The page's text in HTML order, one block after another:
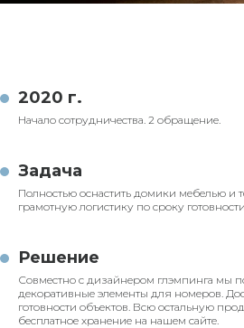
2020 г.
Начало сотрудничества. 2 обращение.
Задача
Полностью оснастить домики мебелью и
грамотную логистику по сроку
Решение
Совместно с дизайнером глэмпинга мы
декоративные элементы для номеров.
готовности объектов. Всю остальную
бесплатное хранение на нашем сайте.